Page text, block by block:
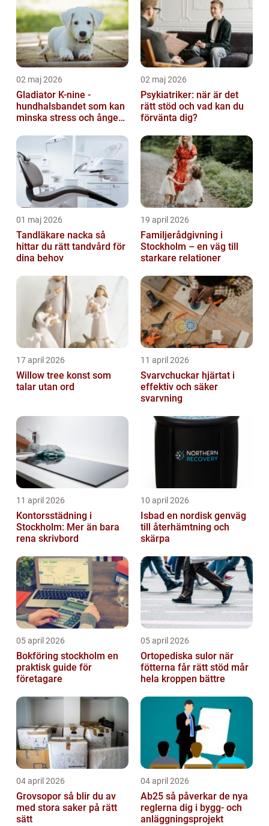
02 maj 2026
Gladiator K-nine -
hundhalsbandet som kan
minska stress och ångest
02 maj 2026
Psykiatriker: när är det
rätt stöd och vad kan du
förvänta dig?
01 maj 2026
Tandläkare nacka så
hittar du rätt tandvård för
dina behov
19 april 2026
Familjerådgivning i
Stockholm – en väg till
starkare relationer
17 april 2026
Willow tree konst som
talar utan ord
11 april 2026
Svarvchuckar hjärtat i
effektiv och säker
svarvning
11 april 2026
Kontorsstädning i
Stockholm: Mer än bara
rena skrivbord
10 april 2026
Isbad en nordisk genväg
till återhämtning och
skärpa
05 april 2026
Bokföring stockholm en
praktisk guide för
företagare
05 april 2026
Ortopediska sulor när
fötterna får rätt stöd mår
hela kroppen bättre
04 april 2026
Grovsopor så blir du av
med stora saker på rätt
sätt
04 april 2026
Ab25 så påverkar de nya
reglerna dig i bygg- och
anläggningsprojekt